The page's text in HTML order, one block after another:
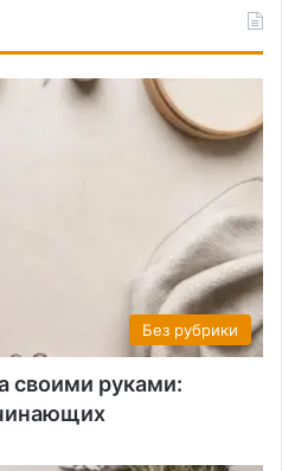
Без рубрики
своими руками: